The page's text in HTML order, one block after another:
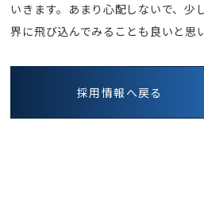
いきます。あまり心配しないで、少
界に飛び込んでみることも良いと思
採用情報へ戻る